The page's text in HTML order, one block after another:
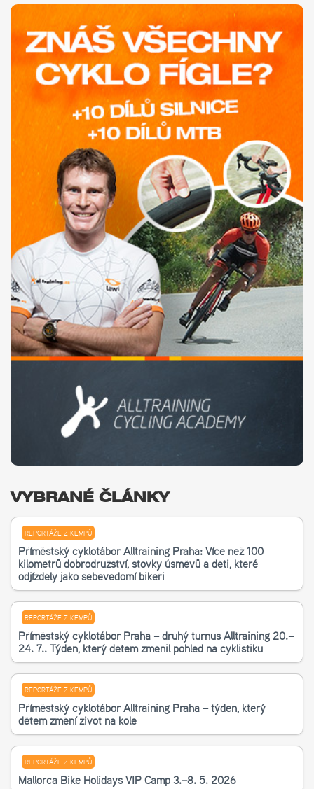
VYBRANÉ ČLÁNKY
REPORTÁŽE Z KEMPŮ
Příměstský cyklotábor Alltraining Praha: Více než 100
kilometrů dobrodružství, stovky úsměvů a děti, které
odjížděly jako sebevědomí bikeři
REPORTÁŽE Z KEMPŮ
Příměstský cyklotábor Praha – druhý turnus Alltraining 20.–
24. 7.. Týden, který dětem změnil pohled na cyklistiku
REPORTÁŽE Z KEMPŮ
Příměstský cyklotábor Alltraining Praha – týden, který
dětem změní život na kole
REPORTÁŽE Z KEMPŮ
Mallorca Bike Holidays VIP Camp 3.–8. 5. 2026